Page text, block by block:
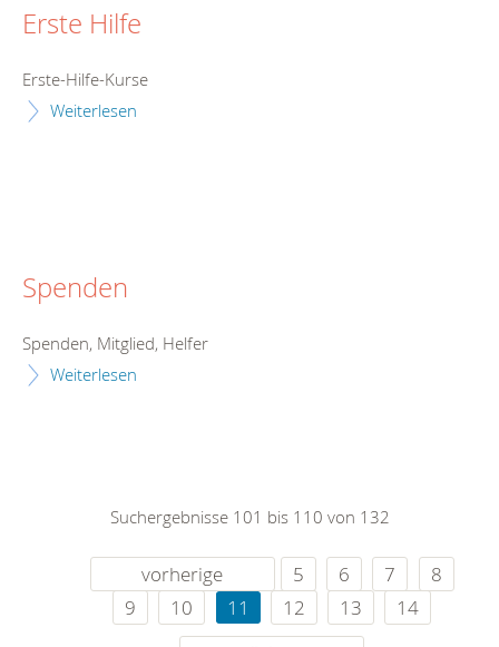
Erste Hilfe
Erste-Hilfe-Kurse
Weiterlesen
Spenden
Spenden, Mitglied, Helfer
Weiterlesen
Suchergebnisse 101 bis 110 von 132
vorherige 5 6 7
8
9
10 11 12 13
14